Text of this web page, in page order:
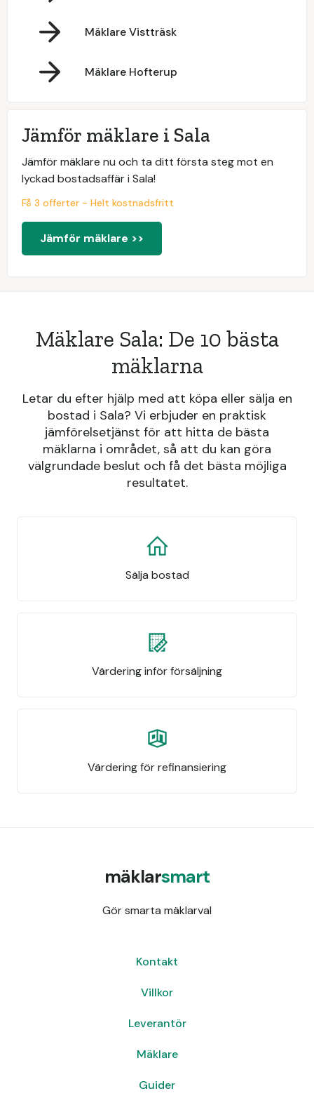
Mäklare Vistträsk
Mäklare Hofterup
Jämför mäklare i Sala
Jämför mäklare nu och ta ditt första steg mot en
lyckad bostadsaffär i Sala!
Få 3 offerter - Helt kostnadsfritt
Jämför mäklare >>
Mäklare Sala: De 10 bästa
mäklarna
Letar du efter hjälp med att köpa eller sälja en
bostad i Sala? Vi erbjuder en praktisk
jämförelsetjänst för att hitta de bästa
mäklarna i området, så att du kan göra
välgrundade beslut och få det bästa möjliga
resultatet.
Sälja bostad
Värdering inför försäljning
Värdering för refinansiering
mäklarsmart
Gör smarta mäklarval
Kontakt
Villkor
Leverantör
Mäklare
Guider